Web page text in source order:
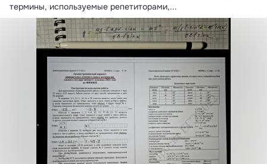
термины, используемые репетиторами,...